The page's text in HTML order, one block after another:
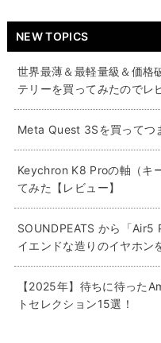
NEW TOPICS
世界最薄＆最軽量級＆価格
テリーを買ってみたのでレ
Meta Quest 3Sを買ってつ
Keychron K8 Proの軸（キ
てみた【レビュー】
SOUNDPEATS から「Air5
イエンドな造りのイヤホン
【2025年】待ちに待った
トセレクション15選！